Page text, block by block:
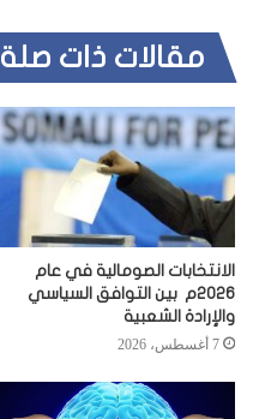
مقالات ذات صلة
الانتخابات الصومالية في عام
2026م بين التوافق السياسي
والإرادة الشعبية
7 أغسطس، 2026